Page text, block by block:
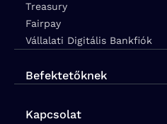
Treasury
Fairpay
Vállalati Digitális Bankfiók
Befektetőknek
Kapcsolat